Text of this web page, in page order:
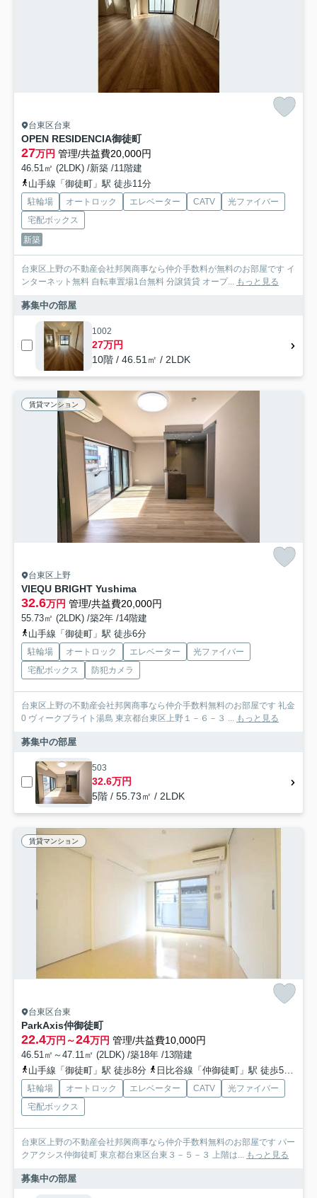
台東区台東
OPEN RESIDENCIA御徒町
27万円 管理/共益費20,000円
46.51㎡ (2LDK) /新築 /11階建
山手線「御徒町」駅 徒歩11分
駐輪場 オートロック エレベーター CATV
光ファイバー
宅配ボックス
新築
台東区上野の不動産会社邦興商事なら仲介手数料が無料のお部屋です イ
ンターネット無料 自転車置場1台無料 分譲賃貸 オープ...
もっと見る
募集中の部屋
1002
27万円
10階 / 46.51㎡ / 2LDK
賃貸マンション
台東区上野
VIEQU BRIGHT Yushima
32.6万円 管理/共益費20,000円
55.73㎡ (2LDK) /築2年 /14階建
山手線「御徒町」駅 徒歩6分
駐輪場 オートロック エレベーター
光ファイバー
宅配ボックス
防犯カメラ
台東区上野の不動産会社邦興商事なら仲介手数料無料のお部屋です 礼金
0 ヴィークブライト湯島 東京都台東区上野１－６－３ ...
もっと見る
募集中の部屋
503
32.6万円
5階 / 55.73㎡ / 2LDK
賃貸マンション
台東区台東
ParkAxis仲御徒町
22.4万円～24万円 管理/共益費10,000円
46.51㎡～47.11㎡ (2LDK) /築18年 /13階建
山手線「御徒町」駅 徒歩8分
日比谷線「仲御徒町」駅 徒歩5分
駐輪場 オートロック エレベーター CATV
光ファイバー
宅配ボックス
台東区上野の不動産会社邦興商事なら仲介手数料無料のお部屋です パー
クアクシス仲御徒町 東京都台東区台東３－５－３ 上階は...
もっと見る
募集中の部屋